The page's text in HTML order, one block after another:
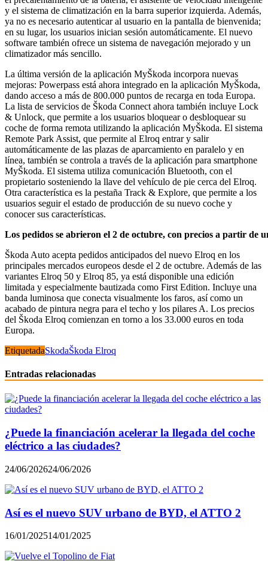
y el sistema de climatización en la barra superior izquierda. Además,
ya no es necesario autenticar al usuario en la pantalla de bienvenida;
en su lugar, los usuarios inician sesión automáticamente. El nuevo
software también ofrece un sistema de navegación mejorado y un
climatizador más sencillo.
La última versión de la aplicación MyŠkoda incorpora nuevas
mejoras: Powerpass está ahora integrado en la aplicación MyŠkoda,
dando acceso a más de 800.000 puntos de recarga en toda Europa.
La lista de servicios de Škoda Connect ahora también incluye Lock
& Unlock, que permite a los usuarios bloquear o desbloquear su
coche de forma remota utilizando la aplicación MyŠkoda. El sistema
Remote Park Assist, que permite al Elroq entrar y salir
automáticamente de las plazas de aparcamiento en paralelo y en
línea, también se controla a través de la aplicación para smartphone
MyŠkoda. El sistema utiliza comunicación Bluetooth, con el
propietario sosteniendo la llave del vehículo de pie cerca del Elroq.
Otra característica es la pestaña Track & Explore, que permite a los
usuarios seguir el estado de producción de su nuevo coche y
conocer sus características.
Los pedidos se abrieron el 2 de octubre, con precios a partir de
Škoda Auto acepta pedidos anticipados del nuevo Elroq en los
principales mercados europeos desde el 2 de octubre. Además de las
variantes Elroq 50 y Elroq 85, ya está disponible una edición
limitada y especialmente bautizada como First Edition. Incluye una
banda luminosa que conecta visualmente los faros, así como un
acabado de pintura negra para el techo y los pilares A. Los precios
del Škoda Elroq comienzan en torno a los 33.000 euros en toda
Europa.
EtiquetadaSkodaŠkoda Elroq
Entradas relacionadas
¿Puede la financiación acelerar la llegada del coche
eléctrico a las ciudades?
24/06/202624/06/2026
Así es el nuevo SUV urbano de BYD, el ATTO 2
16/01/202514/01/2025